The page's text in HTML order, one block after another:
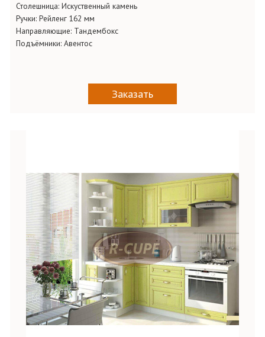
Столешница: Искуственный камень
Ручки: Рейленг 162 мм
Направляющие: Тандембокс
Подъёмники: Авентос
Заказать